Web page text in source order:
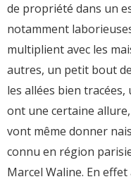
de propriété dans un
notamment
multiplient avec les
autres, un petit bout
les allées bien
ont une certaine
vont même donner
connu en région
Marcel Waline. En